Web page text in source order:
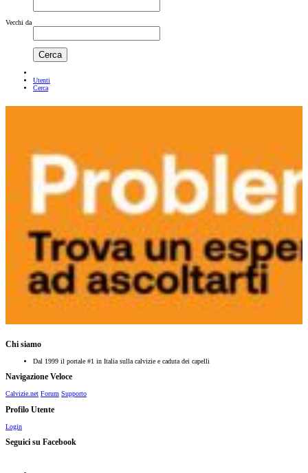
Vecchi da
Cerca
Utenti
Cerca
Chi siamo
Dal 1999 il portale #1 in Italia sulla calvizie e caduta dei capelli
Navigazione Veloce
Calvizie.net Forum Supporto
Profilo Utente
Login
Seguici su Facebook